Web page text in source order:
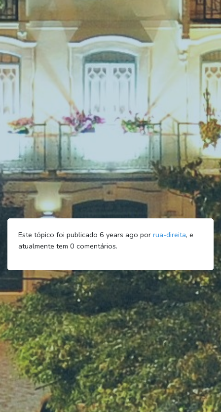
Este tópico foi publicado 6 years ago por rua-direita, e
atualmente tem 0 comentários.